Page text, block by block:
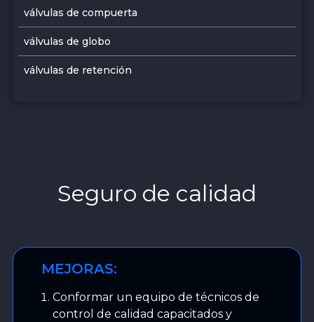
válvulas de compuerta
válvulas de globo
válvulas de retención
Seguro de calidad
MEJORAS:
Conformar un equipo de técnicos de
control de calidad capacitados y